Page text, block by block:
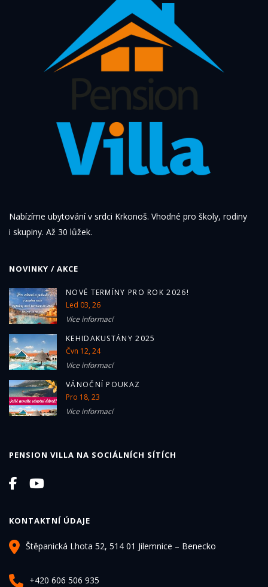
Nabízíme ubytování v srdci Krkonoš. Vhodné pro školy, rodiny
i skupiny. Až 30 lůžek.
NOVINKY / AKCE
NOVÉ TERMÍNY PRO ROK 2026!
Led 03, 26
Více informací
KEHIDAKUSTÁNY 2025
Čvn 12, 24
Více informací
VÁNOČNÍ POUKAZ
Pro 18, 23
Více informací
PENSION VILLA NA SOCIÁLNÍCH SÍTÍCH
KONTAKTNÍ ÚDAJE
Štěpanická Lhota 52, 514 01 Jilemnice – Benecko
+420 606 506 935